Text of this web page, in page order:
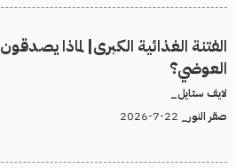
الفتنة الغذائية الكبرى| لماذا يصدقون
العوضي؟
لايف ستايل_
صقر النور_